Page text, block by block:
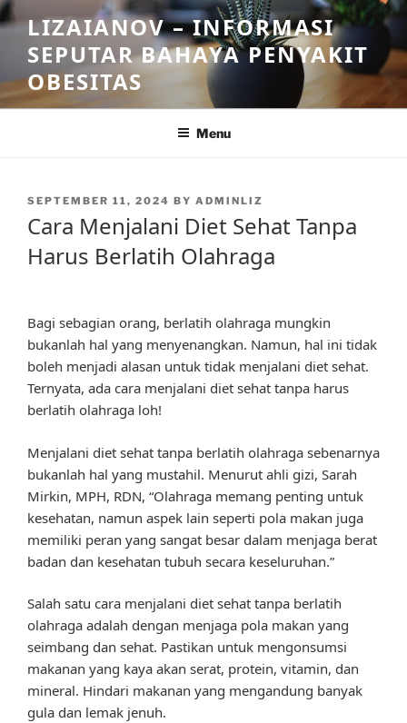
Skip
to
content
LIZAIANOV – INFORMASI
SEPUTAR BAHAYA PENYAKIT
OBESITAS
Menu
POSTED
SEPTEMBER 11, 2024 BY ADMINLIZ
Cara Menjalani Diet Sehat Tanpa
Harus Berlatih Olahraga
Bagi sebagian orang, berlatih olahraga mungkin
bukanlah hal yang menyenangkan. Namun, hal ini tidak
boleh menjadi alasan untuk tidak menjalani diet sehat.
Ternyata, ada cara menjalani diet sehat tanpa harus
berlatih olahraga loh!
Menjalani diet sehat tanpa berlatih olahraga sebenarnya
bukanlah hal yang mustahil. Menurut ahli gizi, Sarah
Mirkin, MPH, RDN, “Olahraga memang penting untuk
kesehatan, namun aspek lain seperti pola makan juga
memiliki peran yang sangat besar dalam menjaga berat
badan dan kesehatan tubuh secara keseluruhan.”
Salah satu cara menjalani diet sehat tanpa berlatih
olahraga adalah dengan menjaga pola makan yang
seimbang dan sehat. Pastikan untuk mengonsumsi
makanan yang kaya akan serat, protein, vitamin, dan
mineral. Hindari makanan yang mengandung banyak
gula dan lemak jenuh.